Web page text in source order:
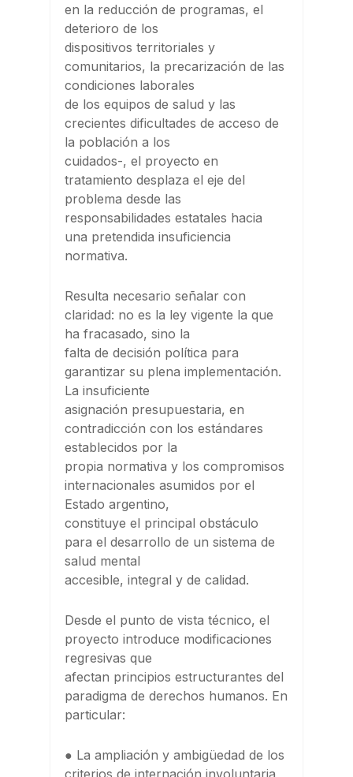
en la reducción de programas, el
deterioro de los
dispositivos territoriales y
comunitarios, la precarización de las
condiciones laborales
de los equipos de salud y las
crecientes dificultades de acceso de
la población a los
cuidados-, el proyecto en
tratamiento desplaza el eje del
problema desde las
responsabilidades estatales hacia
una pretendida insuficiencia
normativa.
Resulta necesario señalar con
claridad: no es la ley vigente la que
ha fracasado, sino la
falta de decisión política para
garantizar su plena implementación.
La insuficiente
asignación presupuestaria, en
contradicción con los estándares
establecidos por la
propia normativa y los compromisos
internacionales asumidos por el
Estado argentino,
constituye el principal obstáculo
para el desarrollo de un sistema de
salud mental
accesible, integral y de calidad.
Desde el punto de vista técnico, el
proyecto introduce modificaciones
regresivas que
afectan principios estructurantes del
paradigma de derechos humanos. En
particular:
● La ampliación y ambigüedad de los
criterios de internación involuntaria,